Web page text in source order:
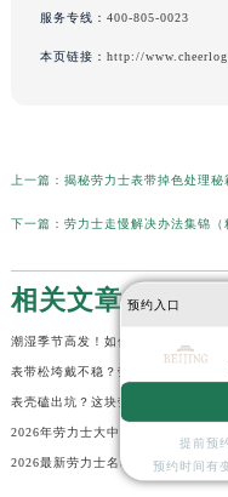
服务专线： 400-805-0023
本页链接： http://
上一篇： 揭秘劳力士表带掉色处理
下一篇： 劳力士走慢解决办法集锦（
相关文章
表壳磕出坑？这块劳力士还能起死回
预约入口
提前预
预约时间有